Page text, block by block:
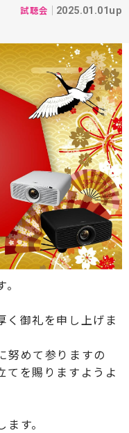
試聴会 2025.01.01up
く御礼を申し上げま
努めて参りますの
てを賜りますようよ
す。